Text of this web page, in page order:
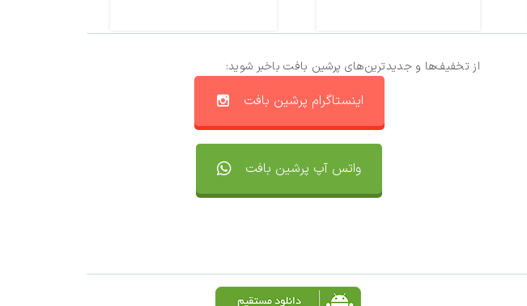
از تخفیف‌ها و جدیدترین‌های پرشین بافت باخبر شوید:
اینستاگرام پرشین بافت
واتس آپ پرشین بافت